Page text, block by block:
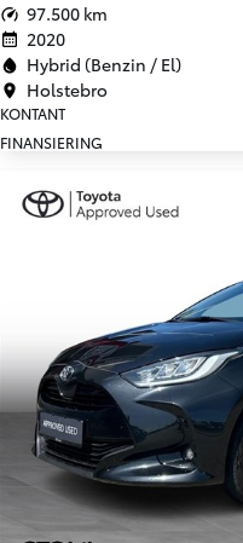
97.500 km
2020
Hybrid (Benzin / El)
Holstebro
KONTANT
FINANSIERING